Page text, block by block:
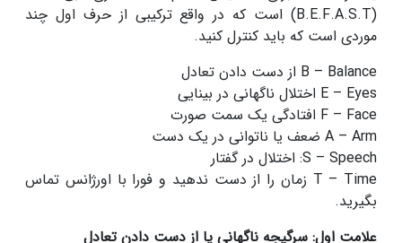
(B.E.F.A.S.T) است که در واقع ترکیبی از حرف اول چند
موردی است که باید کنترل کنید.
B – Balance از دست دادن تعادل
E – Eyes اختلال ناگهانی در بینایی
F – Face افتادگی یک سمت صورت
A – Arm ضعف یا ناتوانی در یک دست
S – Speech: اختلال در گفتار
T – Time زمان را از دست ندهید و فورا با اورژانس تماس
بگیرید.
علامت اول: سرگیجه ناگهانی یا از دست دادن تعادل